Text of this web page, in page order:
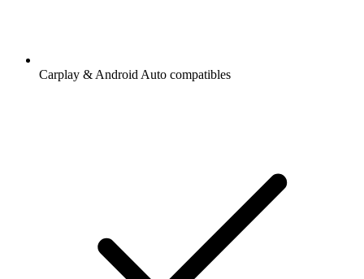
Carplay & Android Auto compatibles